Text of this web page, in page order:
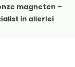
magneten –
in allerlei
maar